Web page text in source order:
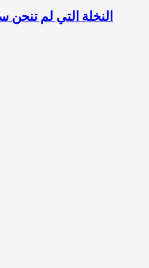
النخلة التي لم تنحن